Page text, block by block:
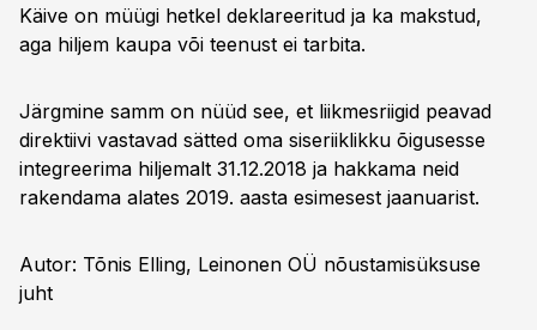
Käive on müügi hetkel deklareeritud ja ka makstud,
aga hiljem kaupa või teenust ei tarbita.
Järgmine samm on nüüd see, et liikmesriigid peavad
direktiivi vastavad sätted oma siseriiklikku õigusesse
integreerima hiljemalt 31.12.2018 ja hakkama neid
rakendama alates 2019. aasta esimesest jaanuarist.
Autor: Tõnis Elling, Leinonen OÜ nõustamisüksuse
juht